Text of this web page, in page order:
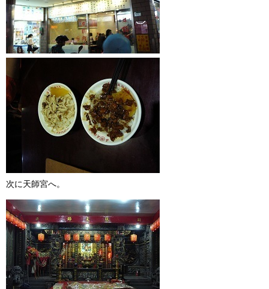
次に天師宮へ。